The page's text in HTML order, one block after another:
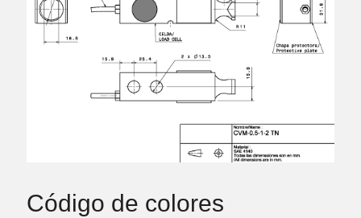
Código de colores